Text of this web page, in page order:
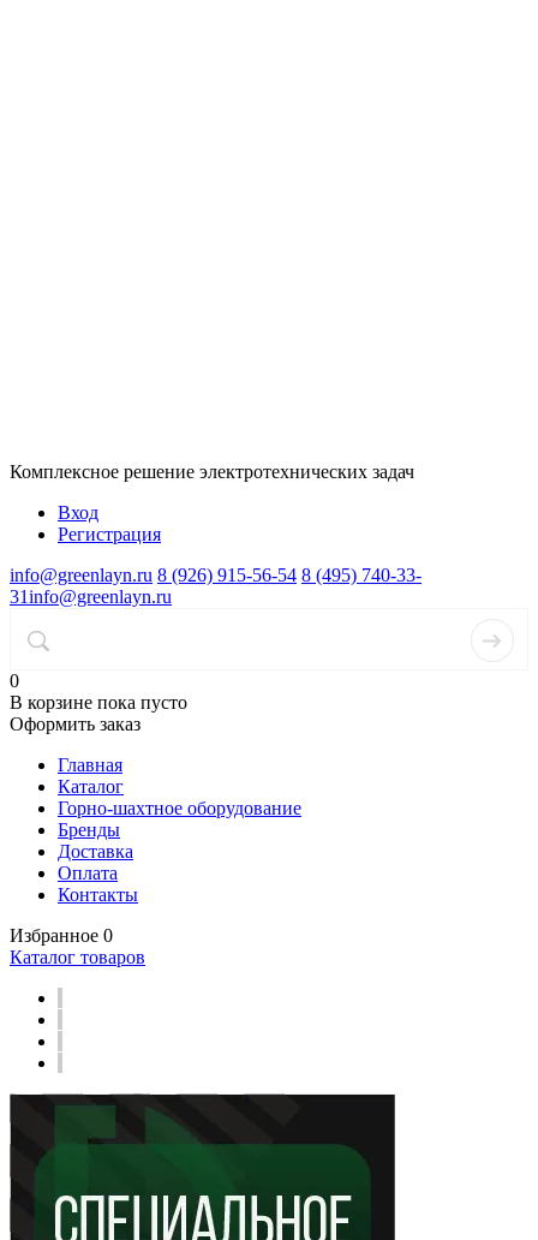
Комплексное решение электротехнических задач
Вход
Регистрация
info@greenlayn.ru 8 (926) 915-56-54 8 (495) 740-33-
31info@greenlayn.ru
0
В корзине пока пусто
Оформить заказ
Главная
Каталог
Горно-шахтное оборудование
Бренды
Доставка
Оплата
Контакты
Избранное 0
Каталог товаров